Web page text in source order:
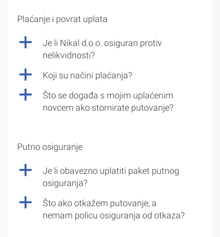
Plaćanje i povrat uplata
a
Je li Nikal d.o.o. osiguran protiv
nelikvidnosti?
a Koji su načini plaćanja?
a
Što se događa s mojim uplaćenim
novcem ako stornirate putovanje?
Putno osiguranje
a
Je li obavezno uplatiti paket putnog
osiguranja?
a
Što ako otkažem putovanje, a
nemam policu osiguranja od otkaza?